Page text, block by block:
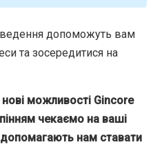
допоможуть вам
та зосередитися на
можливості Gincore
чекаємо на ваші
нам ставати